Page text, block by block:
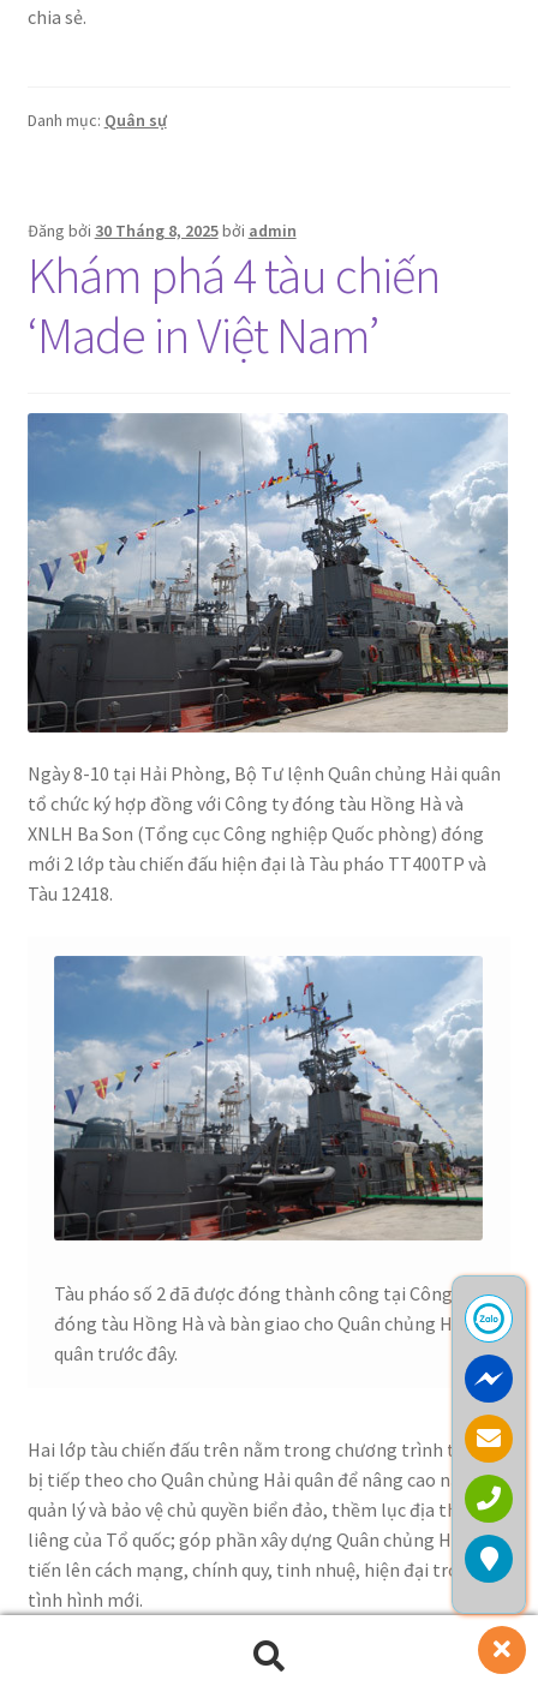
chia sẻ.
Danh mục: Quân sự
Đăng bởi 30 Tháng 8, 2025bởi admin
Khám phá 4 tàu chiến
‘Made in Việt Nam’
Ngày 8-10 tại Hải Phòng, Bộ Tư lệnh Quân chủng Hải quân
tổ chức ký hợp đồng với Công ty đóng tàu Hồng Hà và
XNLH Ba Son (Tổng cục Công nghiệp Quốc phòng) đóng
mới 2 lớp tàu chiến đấu hiện đại là Tàu pháo TT400TP và
Tàu 12418.
Tàu pháo số 2 đã được đóng thành công tại Công ty
đóng tàu Hồng Hà và bàn giao cho Quân chủng Hải
quân trước đây.
Hai lớp tàu chiến đấu trên nằm trong chương trình trang
bị tiếp theo cho Quân chủng Hải quân để nâng cao năng lực
quản lý và bảo vệ chủ quyền biển đảo, thềm lục địa thiêng
liêng của Tổ quốc; góp phần xây dựng Quân chủng Hải quân
tiến lên cách mạng, chính quy, tinh nhuệ, hiện đại trong
tình hình mới.
Tàu pháo TT400TP và Tàu 12418 được mua thiết kế và